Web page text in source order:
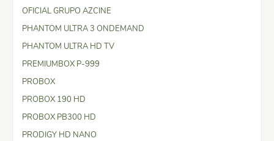
OFICIAL GRUPO AZCINE
PHANTOM ULTRA 3 ONDEMAND
PHANTOM ULTRA HD TV
PREMIUMBOX P-999
PROBOX
PROBOX 190 HD
PROBOX PB300 HD
PRODIGY HD NANO